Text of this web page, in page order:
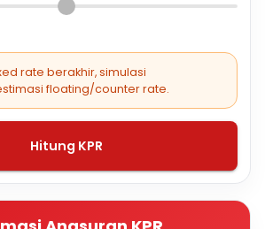
rate berakhir, simulasi
floating/counter rate.
Hitung KPR